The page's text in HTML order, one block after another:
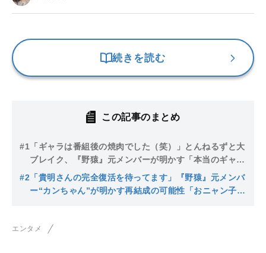
続きを読む
この記事のまとめ
#1 「ギャラは番組後の焼肉でした（笑）」とんねるずと大
ブレイク、『野猿』元メンバーが明かす「本当のギャ
ラ」と「当時、ファンに言えなかったこと」
#2 「貴明さんの完全復活を待ってます」『野猿』元メンバ
ー“カンちゃん”が明かす再結成の可能性「おニャン子ク
エンタメ